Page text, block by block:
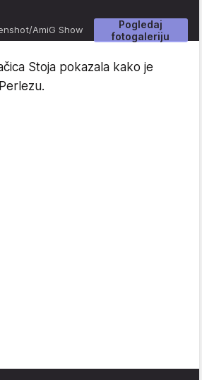
Pogledaj
fotogaleriju
AmiG Show
Stoja pokazala kako je